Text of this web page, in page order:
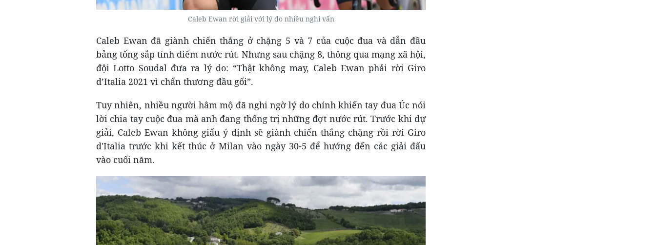
Caleb Ewan rời giải với lý do nhiều nghi vấn
Caleb Ewan đã giành chiến thắng ở chặng 5 và 7 của cuộc đua và dẫn đầu
bảng tổng sắp tính điểm nước rút. Nhưng sau chặng 8, thông qua mạng xã hội,
đội Lotto Soudal đưa ra lý do: “Thật không may, Caleb Ewan phải rời Giro
d’Italia 2021 vì chấn thương đầu gối”.
Tuy nhiên, nhiều người hâm mộ đã nghi ngờ lý do chính khiến tay đua Úc nói
lời chia tay cuộc đua mà anh đang thống trị những đợt nước rút. Trước khi dự
giải, Caleb Ewan không giấu ý định sẽ giành chiến thắng chặng rồi rời Giro
d'Italia trước khi kết thúc ở Milan vào ngày 30-5 để hướng đến các giải đấu
vào cuối năm.